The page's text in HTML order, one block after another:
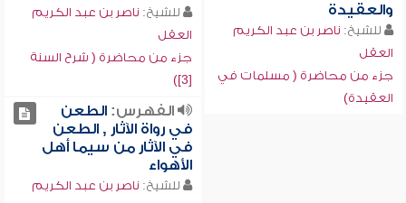
والعقيدة
للشيخ: ناصر بن عبد الكريم
العقل
جزء من محاضرة ( مسلمات في
العقيدة)
للشيخ: ناصر بن عبد الكريم
العقل
جزء من محاضرة ( شرح السنة
[3])
الفهرس:الطعن
في رواة الآثار , الطعن
في الآثار من سيما أهل
الأهواء
للشيخ: ناصر بن عبد الكريم